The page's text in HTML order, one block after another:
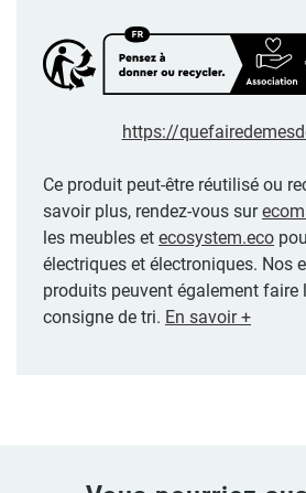
https://
Ce produit peut-être réutilisé ou
savoir plus, rendez-vous sur
les meubles et ecosystem.eco
électriques et électroniques. Nos
produits peuvent également faire
consigne de tri. En savoir +